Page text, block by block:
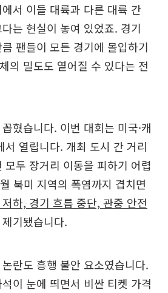
서 이들 대륙과 다른 대륙 간
는 현실이 놓여 있었죠. 경기
팬들이 모든 경기에 몰입하기
의 밀도도 옅어질 수 있다는 전
혔습니다. 이번 대회는 미국·캐
서 열립니다. 개최 도시 간 거리
모두 장거리 이동을 피하기 어렵
북미 지역의 폭염까지 겹치면
하, 경기 흐름 중단, 관중 안전
기됐습니다.
란도 흥행 불안 요소였습니다.
이 눈에 띄면서 비싼 티켓 가격